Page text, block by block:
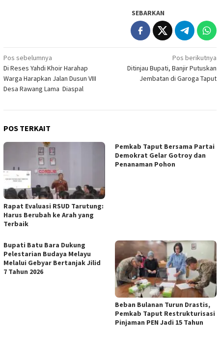
SEBARKAN
Navigasi
pos
Pos sebelumnya
Di Reses Yahdi Khoir Harahap
Warga Harapkan Jalan Dusun VIII
Desa Rawang Lama Diaspal
Pos berikutnya
Ditinjau Bupati, Banjir Putuskan
Jembatan di Garoga Taput
POS TERKAIT
Rapat Evaluasi RSUD Tarutung:
Harus Berubah ke Arah yang
Terbaik
Pemkab Taput Bersama Partai
Demokrat Gelar Gotroy dan
Penanaman Pohon
Bupati Batu Bara Dukung
Pelestarian Budaya Melayu
Melalui Gebyar Bertanjak Jilid
7 Tahun 2026
Beban Bulanan Turun Drastis,
Pemkab Taput Restrukturisasi
Pinjaman PEN Jadi 15 Tahun‎